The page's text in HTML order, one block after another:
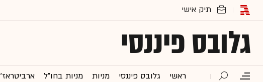
גלובס פיננסי
ראשי גלובס פיננסי מניות מניות בחו"ל ארביטראז'